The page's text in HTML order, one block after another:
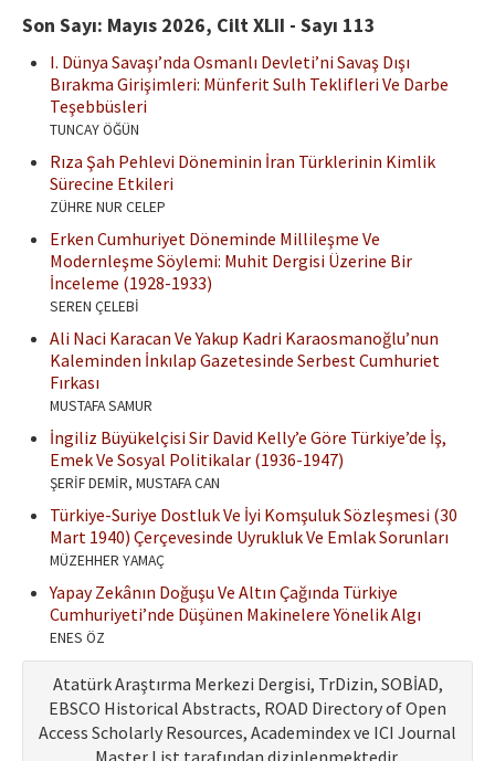
Son Sayı: Mayıs 2026, Cilt XLII - Sayı 113
I. Dünya Savaşı’nda Osmanlı Devleti’ni Savaş Dışı
Bırakma Girişimleri: Münferit Sulh Teklifleri Ve Darbe
Teşebbüsleri
TUNCAY ÖĞÜN
Rıza Şah Pehlevi Döneminin İran Türklerinin Kimlik
Sürecine Etkileri
ZÜHRE NUR CELEP
Erken Cumhuriyet Döneminde Millileşme Ve
Modernleşme Söylemi: Muhit Dergisi Üzerine Bir
İnceleme (1928-1933)
SEREN ÇELEBİ
Ali Naci Karacan Ve Yakup Kadri Karaosmanoğlu’nun
Kaleminden İnkılap Gazetesinde Serbest Cumhuriet
Fırkası
MUSTAFA SAMUR
İngiliz Büyükelçisi Sir David Kelly’e Göre Türkiye’de İş,
Emek Ve Sosyal Politikalar (1936-1947)
ŞERİF DEMİR, MUSTAFA CAN
Türkiye-Suriye Dostluk Ve İyi Komşuluk Sözleşmesi (30
Mart 1940) Çerçevesinde Uyrukluk Ve Emlak Sorunları
MÜZEHHER YAMAÇ
Yapay Zekânın Doğuşu Ve Altın Çağında Türkiye
Cumhuriyeti’nde Düşünen Makinelere Yönelik Algı
ENES ÖZ
Atatürk Araştırma Merkezi Dergisi, TrDizin, SOBİAD,
EBSCO Historical Abstracts, ROAD Directory of Open
Access Scholarly Resources, Academindex ve ICI Journal